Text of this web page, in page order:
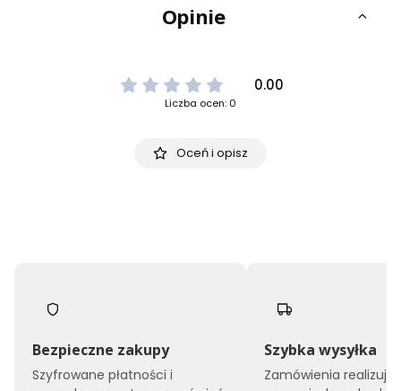
Opinie
0.00
Liczba ocen: 0
Oceń i opisz
Bezpieczne zakupy
Szyfrowane płatności i
Szybka wysyłka
Zamówienia